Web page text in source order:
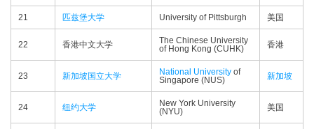
21 匹兹堡大学 University of Pittsburgh 美国
22 香港中文大学
The Chinese University
of Hong Kong (CUHK)
香港
23 新加坡国立大学 National University of
Singapore (NUS)
新加坡
24 纽约大学
New York University
(NYU)
美国